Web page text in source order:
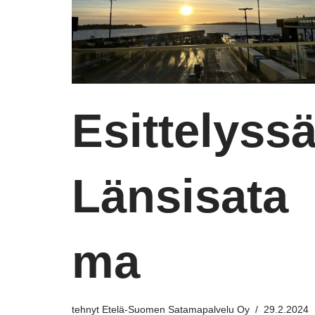
Länsisata
ma
tehnyt Etelä-Suomen Satamapalvelu Oy 29.2.2024